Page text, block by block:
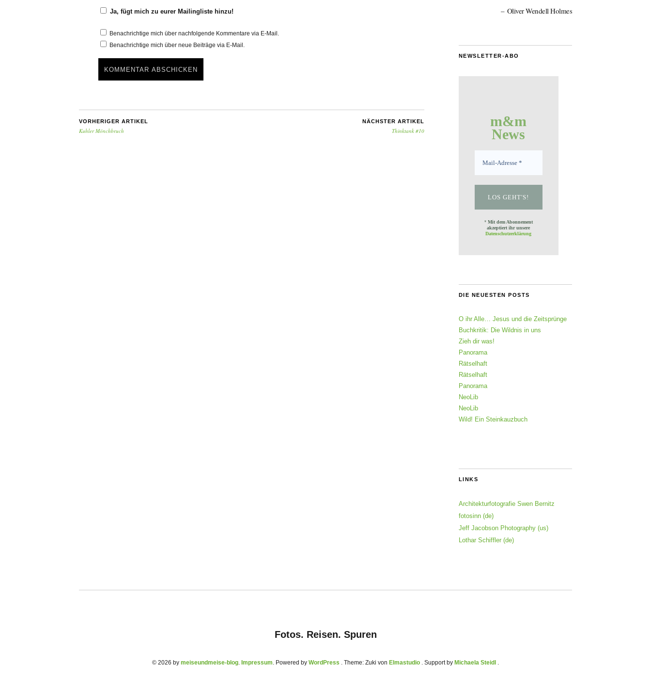
Ja, fügt mich zu eurer Mailingliste hinzu!
Benachrichtige mich über nachfolgende Kommentare via E-Mail.
Benachrichtige mich über neue Beiträge via E-Mail.
VORHERIGER ARTIKEL
Kuhler Mönchbruch
NÄCHSTER ARTIKEL
Thinktank #10
Oliver Wendell Holmes
NEWSLETTER-ABO
m&m
News
* Mit dem Abonnement
akzeptiert ihr unsere
Datenschutzerklärung
DIE NEUESTEN POSTS
O ihr Alle… Jesus und die Zeitsprünge
Buchkritik: Die Wildnis in uns
Zieh dir was!
Panorama
Rätselhaft
Rätselhaft
Panorama
NeoLib
NeoLib
Wild! Ein Steinkauzbuch
LINKS
Architekturfotografie Swen Bernitz
fotosinn (de)
Jeff Jacobson Photography (us)
Lothar Schiffler (de)
Fotos. Reisen. Spuren
© 2026 by meiseundmeise-blog Impressum Powered by WordPress Theme: Zuki von Elmastudio . Support by Michaela Steidl